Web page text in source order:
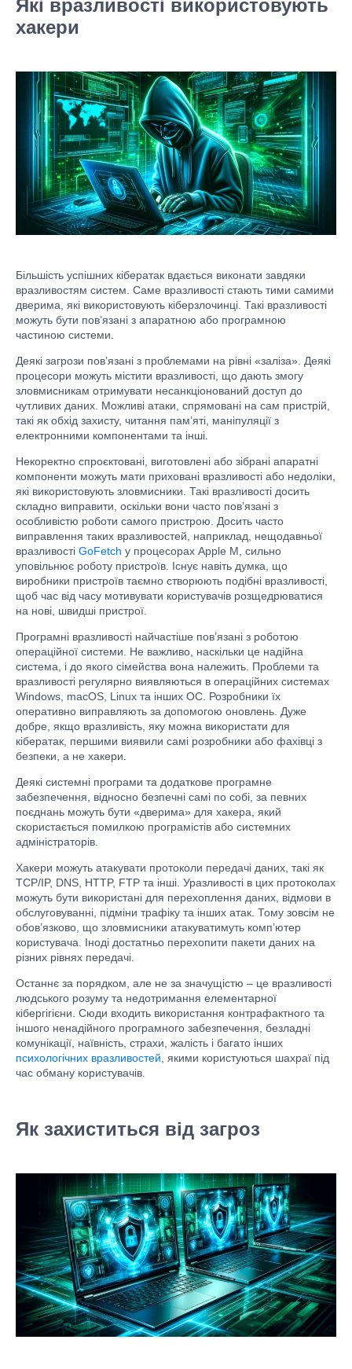
Які вразливості використовують
хакери
Більшість успішних кібератак вдається виконати завдяки
вразливостям систем. Саме вразливості стають тими самими
дверима, які використовують кіберзлочинці. Такі вразливості
можуть бути пов’язані з апаратною або програмною
частиною системи.
Деякі загрози пов’язані з проблемами на рівні «заліза». Деякі
процесори можуть містити вразливості, що дають змогу
зловмисникам отримувати несанкціонований доступ до
чутливих даних. Можливі атаки, спрямовані на сам пристрій,
такі як обхід захисту, читання пам’яті, маніпуляції з
електронними компонентами та інші.
Некоректно спроєктовані, виготовлені або зібрані апаратні
компоненти можуть мати приховані вразливості або недоліки,
які використовують зловмисники. Такі вразливості досить
складно виправити, оскільки вони часто пов’язані з
особливістю роботи самого пристрою. Досить часто
виправлення таких вразливостей, наприклад, нещодавньої
вразливості GoFetch у процесорах Apple M, сильно
уповільнює роботу пристроїв. Існує навіть думка, що
виробники пристроїв таємно створюють подібні вразливості,
щоб час від часу мотивувати користувачів розщедрюватися
на нові, швидші пристрої.
Програмні вразливості найчастіше пов’язані з роботою
операційної системи. Не важливо, наскільки це надійна
система, і до якого сімейства вона належить. Проблеми та
вразливості регулярно виявляються в операційних системах
Windows, macOS, Linux та інших ОС. Розробники їх
оперативно виправляють за допомогою оновлень. Дуже
добре, якщо вразливість, яку можна використати для
кібератак, першими виявили самі розробники або фахівці з
безпеки, а не хакери.
Деякі системні програми та додаткове програмне
забезпечення, відносно безпечні самі по собі, за певних
поєднань можуть бути «дверима» для хакера, який
скористається помилкою програмістів або системних
адміністраторів.
Хакери можуть атакувати протоколи передачі даних, такі як
TCP/IP, DNS, HTTP, FTP та інші. Уразливості в цих протоколах
можуть бути використані для перехоплення даних, відмови в
обслуговуванні, підміни трафіку та інших атак. Тому зовсім не
обов’язково, що зловмисники атакуватимуть комп’ютер
користувача. Іноді достатньо перехопити пакети даних на
різних рівнях передачі.
Останнє за порядком, але не за значущістю – це вразливості
людського розуму та недотримання елементарної
кібергігієни. Сюди входить використання контрафактного та
іншого ненадійного програмного забезпечення, безладні
комунікації, наївність, страхи, жалість і багато інших
психологічних вразливостей , якими користуються шахраї під
час обману користувачів.
Як захиститься від загроз